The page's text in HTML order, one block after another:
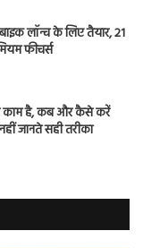
लॉन्च के लिए तैयार, 21
फीचर्स
काम है, कब और कैसे करें
जानते सही तरीका